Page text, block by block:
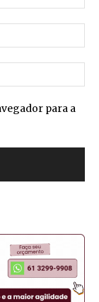
para a